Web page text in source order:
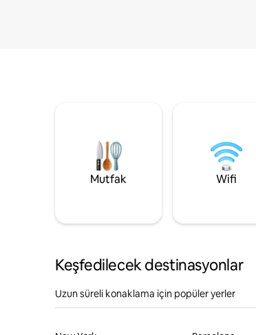
Mutfak Wifi
Keşfedilecek destinasyonlar
Uzun süreli konaklama için popüler yerler